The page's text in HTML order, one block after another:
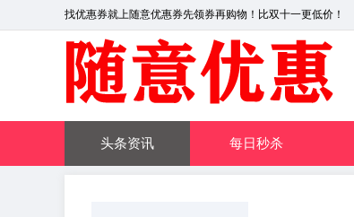
找优惠券就上随意优惠券先领券再购物！比双十一更低价！
头条资讯 每日秒杀